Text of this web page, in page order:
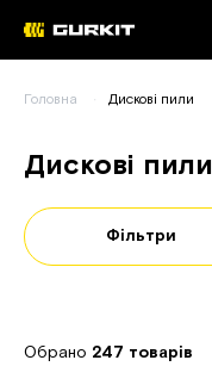
(093) 343-55-55
Головна Дискові пили
Дискові пили
Фільтри
Обрано 247 товарів